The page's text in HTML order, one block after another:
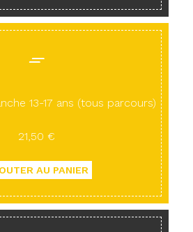
13-17 ans (tous parcours)
21,50 €